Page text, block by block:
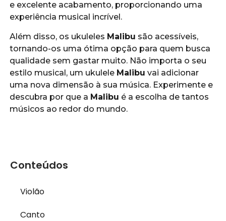
e excelente acabamento, proporcionando uma
experiência musical incrível.
Além disso, os ukuleles Malibu são acessíveis,
tornando-os uma ótima opção para quem busca
qualidade sem gastar muito. Não importa o seu
estilo musical, um ukulele Malibu vai adicionar
uma nova dimensão à sua música. Experimente e
descubra por que a Malibu é a escolha de tantos
músicos ao redor do mundo.
Conteúdos
Violão
Canto